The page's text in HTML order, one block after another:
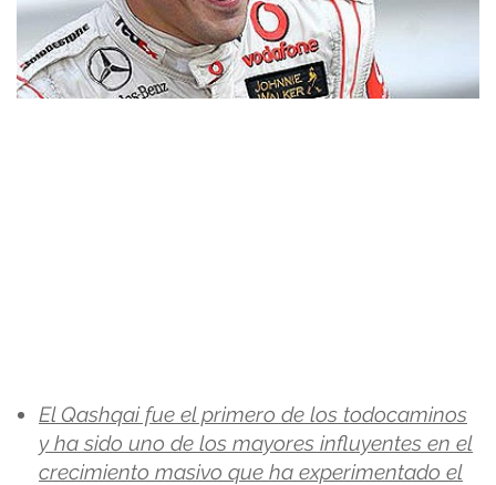
El Qashqai fue el primero de los todocaminos
y ha sido uno de los mayores influyentes en el
crecimiento masivo que ha experimentado el